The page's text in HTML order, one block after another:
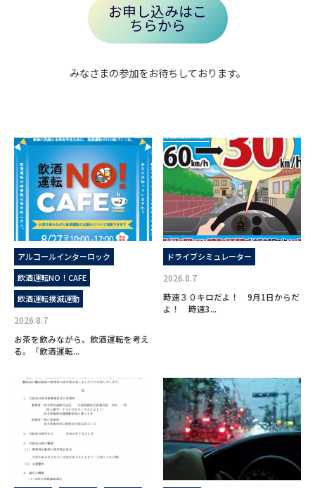
お申し込みはこ
ちらから
みなさまの参加をお待ちしております。
アルコールインターロック
飲酒運転NO！CAFE
飲酒運転撲滅運動
2026.8.7
お茶を飲みながら、飲酒運転を考え
る。「飲酒運転...
ドライブシミュレーター
2026.8.7
時速３０キロだよ！ 9月1日からだ
よ！ 時速3...